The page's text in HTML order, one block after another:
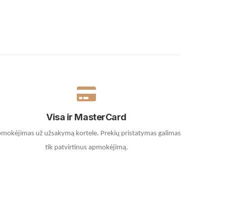
Visa ir MasterCard
už užsakymą kortele. Prekių pristatymas galimas
tik patvirtinus apmokėjimą.